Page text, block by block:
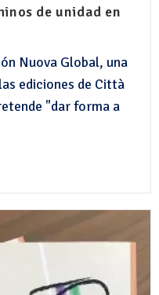
de unidad en
Nuova Global, una
ediciones de Città
"dar forma a